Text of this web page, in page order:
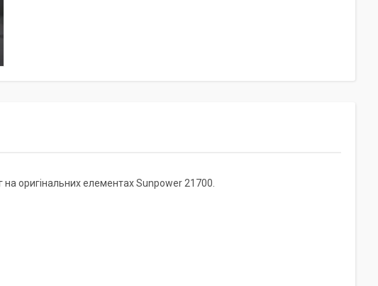
оригінальних елементах Sunpower 21700.